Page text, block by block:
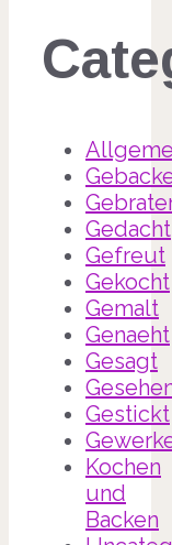
Gedacht
Gefreut
Gekocht
Gemalt
Genaeht
Gesagt
Gestickt
Kochen
und
Backen